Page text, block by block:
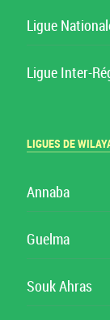
Ligue
Ligue Inter-
LIGUES DE
Annaba
Guelma
Souk Ahras